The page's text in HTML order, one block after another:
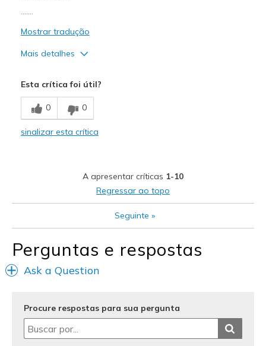
.......
Mostrar tradução
Mais detalhes
Comfortable
Feels true to size
Esta crítica foi útil?
0 0
sinalizar esta crítica
A apresentar críticas 1-10
Regressar ao topo
Seguinte »
Perguntas e respostas
Ask a Question
Procure respostas para sua pergunta